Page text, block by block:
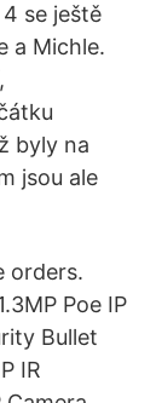
se ještě
a Michle.
byly na
jsou ale
orders.
Poe IP
Bullet
IR